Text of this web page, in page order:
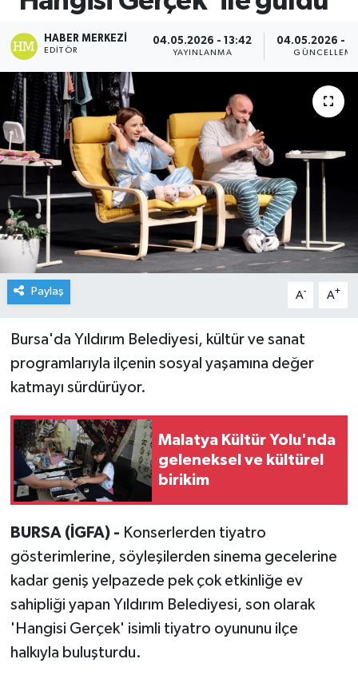
HABER MERKEZI
EDITÖR
04.05.2026 - 13:42
YAYINLANMA
04.05.2026 -
GÜNCELLEME
Paylaş A- A+
Bursa'da Yıldırım Belediyesi, kültür ve sanat
programlarıyla ilçenin sosyal yaşamına değer
katmayı sürdürüyor.
Malatya Kültür Yolu'nda
geleneksel ve kültürel
birikim
BURSA (İGFA) - Konserlerden tiyatro
gösterimlerine, söyleşilerden sinema gecelerine
kadar geniş yelpazede pek çok etkinliğe ev
sahipliği yapan Yıldırım Belediyesi, son olarak
'Hangisi Gerçek' isimli tiyatro oyununu ilçe
halkıyla buluşturdu.